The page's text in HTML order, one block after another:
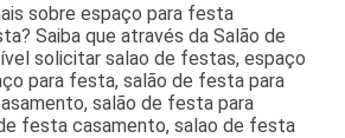
sobre espaço para festa
Saiba que através da Salão de
solicitar salao de festas, espaço
para festa, salão de festa para
salão de festa para
festa casamento, salao de festa